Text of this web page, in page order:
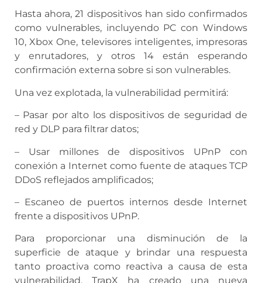
Hasta ahora, 21 dispositivos han sido confirmados
como vulnerables, incluyendo PC con Windows
10, Xbox One, televisores inteligentes, impresoras
y enrutadores, y otros 14 están esperando
confirmación externa sobre si son vulnerables.
Una vez explotada, la vulnerabilidad permitirá:
– Pasar por alto los dispositivos de seguridad de
red y DLP para filtrar datos;
– Usar millones de dispositivos UPnP con
conexión a Internet como fuente de ataques TCP
DDoS reflejados amplificados;
– Escaneo de puertos internos desde Internet
frente a dispositivos UPnP.
Para proporcionar una disminución de la
superficie de ataque y brindar una respuesta
tanto proactiva como reactiva a causa de esta
vulnerabilidad, TrapX ha creado una nueva